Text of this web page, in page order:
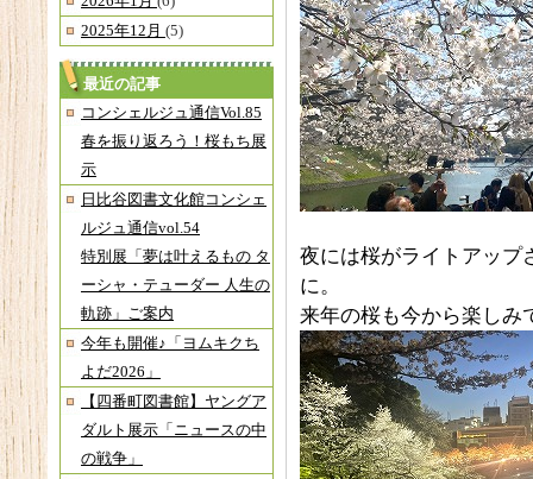
2025年12月 (5)
最近の記事
コンシェルジュ通信Vol.85
春を振り返ろう！桜もち展
示
日比谷図書文化館コンシェ
ルジュ通信vol.54
特別展「夢は叶えるもの タ
ーシャ・テューダー 人生の
軌跡」ご案内
今年も開催♪「ヨムキクち
よだ2026」
【四番町図書館】ヤングア
ダルト展示「ニュースの中
の戦争」
夜には桜がライトアップ
に。
来年の桜も今から楽しみ